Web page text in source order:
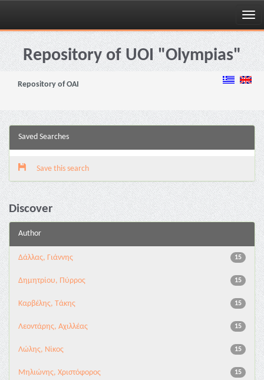
Skip
navigationRepository of UOI "Olympias"
Repository of OAI
Saved Searches
Save this search
Discover
Author
15
Δάλλας, Γιάννης
15
Δημητρίου, Πύρρος
15
Καρβέλης, Τάκης
15
Λεοντάρης, Αχιλλέας
15
Λώλης, Νίκος
15
Μηλιώνης, Χριστόφορος